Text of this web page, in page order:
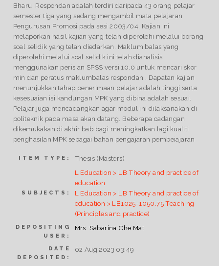
Bharu. Respondan adalah terdiri daripada 43 orang pelajar
semester tiga yang sedang mengambil mata pelajaran
Pengurusan Promosi pada sesi 2003/04. Kajian ini
melaporkan hasil kajian yang telah diperolehi melalui borang
soal selidik yang telah diedarkan. Maklum balas yang
diperolehi melalui soal selidik ini telah dianalisis
menggunakan perisian SPSS versi 10.0 untuk mencari skor
min dan peratus maklumbalas respondan . Dapatan kajian
menunjukkan tahap penerimaan pelajar adalah tinggi serta
kesesuaian isi kandungan MPK yang dibina adalah sesuai.
Pelajar juga mencadangkan agar modul ini dilaksanakan di
politeknik pada masa akan datang. Beberapa cadangan
dikemukakan di akhir bab bagi meningkatkan lagi kualiti
penghasilan MPK sebagai bahan pengajaran pembeiajaran
ITEM TYPE: Thesis (Masters)
SUBJECTS:
L Education > LB Theory and practice of
education
L Education > LB Theory and practice of
education > LB1025-1050.75 Teaching
(Principles and practice)
DEPOSITING
USER:
Mrs. Sabarina Che Mat
DATE
DEPOSITED:
02 Aug 2023 03:49